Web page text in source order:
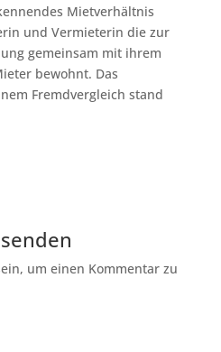
Mietverhältnis
und Vermieterin die zur
gemeinsam mit ihrem
bewohnt. Das
Fremdvergleich stand
um einen Kommentar zu